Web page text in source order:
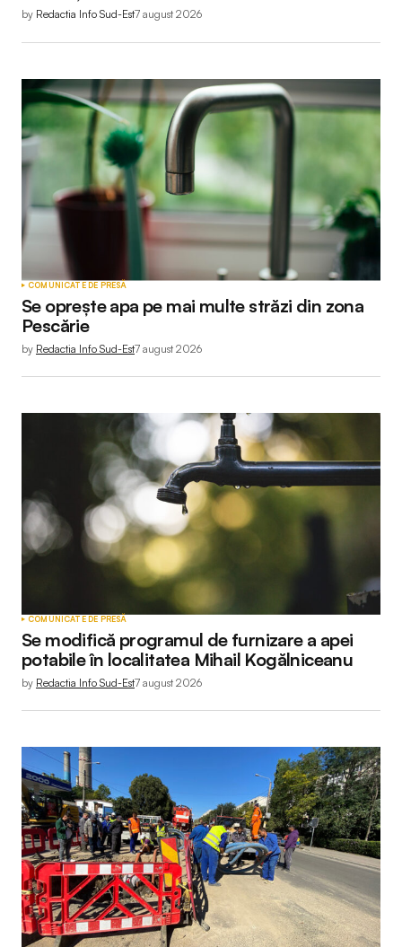
by Redactia Info Sud-Est7 august 2026
COMUNICATE DE PRESĂ
Se oprește apa pe mai multe străzi din zona
Pescărie
by Redactia Info Sud-Est7 august 2026
COMUNICATE DE PRESĂ
Se modifică programul de furnizare a apei
potabile în localitatea Mihail Kogălniceanu
by Redactia Info Sud-Est7 august 2026